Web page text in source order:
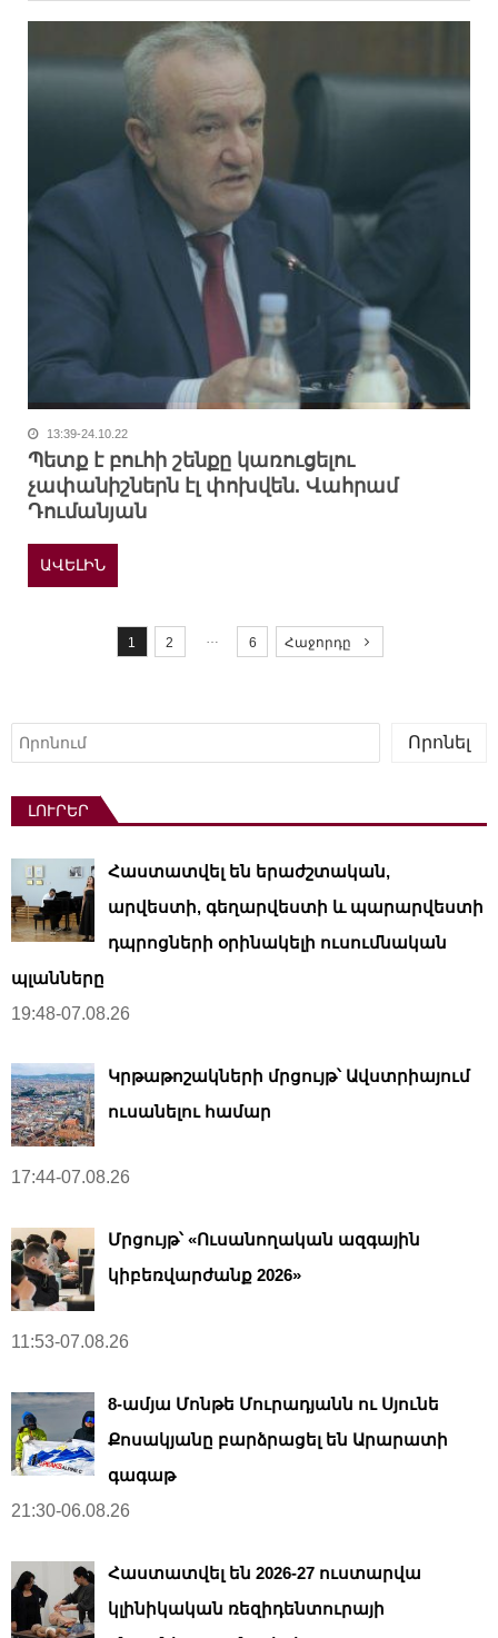
13:39-24.10.22
Պետք է բուհի շենքը կառուցելու
չափանիշներն էլ փոխվեն. Վահրամ
Դումանյան
ԱՎԵԼԻՆ
s
p
a
g
i
n
a
t
i
o
1 2 … 6 Հաջորդը
Որոնել
Որոնել
ԼՈՒՐԵՐ
Հաստատվել են երաժշտական,
արվեստի, գեղարվեստի և պարարվեստի
դպրոցների օրինակելի ուսումնական
պլանները
19:48-07.08.26
Կրթաթոշակների մրցույթ՝ Ավստրիայում
ուսանելու համար
17:44-07.08.26
Մրցույթ՝ «Ուսանողական ազգային
կիբեռվարժանք 2026»
11:53-07.08.26
8-ամյա Մոնթե Մուրադյանն ու Սյունե
Քոսակյանը բարձրացել են Արարատի
գագաթ
21:30-06.08.26
Հաստատվել են 2026-27 ուստարվա
կլինիկական ռեզիդենտուրայի